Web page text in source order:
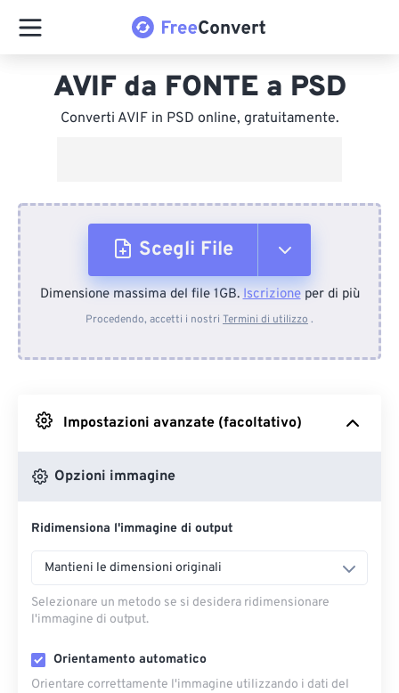
AVIF da FONTE a PSD
Converti AVIF in PSD online, gratuitamente.
Scegli File
Dal dispositivo
Da Google Drive
Dimensione massima del file 1GB.Iscrizioneper di più
Procedendo, accetti i nostri Termini di utilizzo .
Impostazioni avanzate (facoltativo)
Opzioni immagine
Ridimensiona l'immagine di output
Mantieni le dimensioni originali
Selezionare un metodo se si desidera ridimensionare
l'immagine di output.
Orientamento automatico
Orientare correttamente l'immagine utilizzando i dati del